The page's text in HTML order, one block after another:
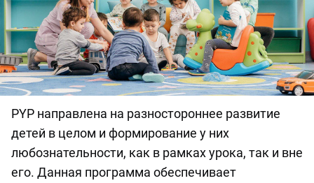
PYP направлена на разностороннее развитие
детей в целом и формирование у них
любознательности, как в рамках урока, так и вне
его. Данная программа обеспечивает